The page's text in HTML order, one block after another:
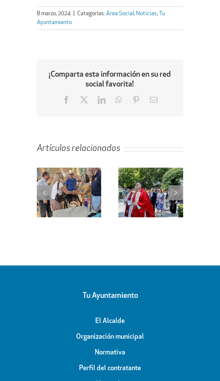
8 marzo, 2024 Categorías:Área Social, Noticias,
Tu
Ayuntamiento
¡Comparta esta información en su red
social favorita!
Facebook
LinkedInWhatsApp
PinterestEmail
Artículos relacionados
Villanueva de
la Cañada
celebra el Día
de Santiago
En marcha el
proyecto de
remodelación
de la calle
Tu Ayuntamiento
El Alcalde
Organización municipal
Normativa
Perfil del contratante